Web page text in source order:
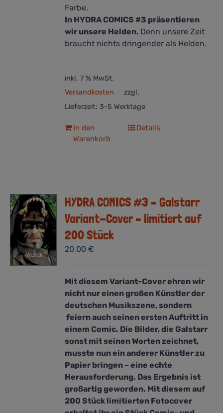
Farbe.
In HYDRA COMICS #3 präsentieren
wir unsere Helden. Denn unsere Zeit
braucht nichts dringender als Helden.
inkl. 7 % MwSt.
zzgl.
Versandkosten
Lieferzeit: 3-5 Werktage
In den
Warenkorb
Details
HYDRA COMICS #3 – Galstarr
Variant-Cover – limitiert auf
200 Stück
20,00€
Mit diesem Variant-Cover ehren wir
nicht nur einen großen Künstler der
deutschen Musikszene, sondern
feiern auch seinen ersten Auftritt in
einem Comic. Die Bilder, die Galstarr
sonst mit seinen Worten zeichnet,
musste nun ein anderer Künstler zu
Papier bringen – eine echte
Herausforderung. Das Ergebnis ist
großartig geworden. Mit diesem auf
200 Stück limitierten Fotocover